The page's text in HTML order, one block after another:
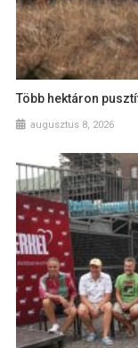
Több hektáron
augusztus 8, 2026